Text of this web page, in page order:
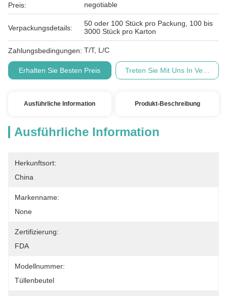
Preis: negotiable
Verpackungsdetails:
50 oder 100 Stück pro Packung, 100 bis
3000 Stück pro Karton
Zahlungsbedingungen: T/T, L/C
Erhalten Sie Besten Preis Treten Sie Mit Uns In
Ausführliche Information Produkt-Beschreibung
Ausführliche Information
Herkunftsort:
China
Markenname:
None
Zertifizierung:
FDA
Modellnummer:
Tüllenbeutel